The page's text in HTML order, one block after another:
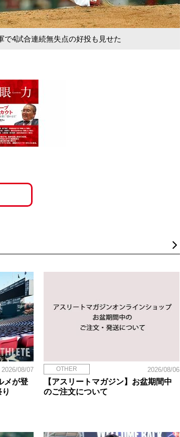
で4試合連続無失点の好投も見せた
2026/08/07
メが登
OTHER 2026/08/06
【アスリートマガジン】お盆期間中
のご注文について